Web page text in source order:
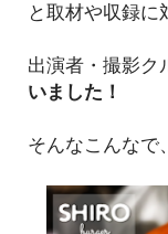
と取材や収録
出演者・撮影ク
いました！
そんなこんなで、